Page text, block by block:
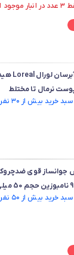
موجود است.
نرمال تا مختلط
خرید بیش از ۳۰ نفر.
قوی ضدچروک
خرید بیش از ۵۰ نفر.